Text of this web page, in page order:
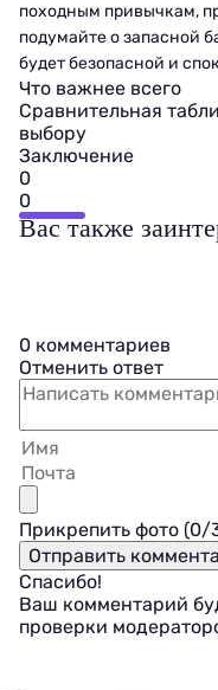
походным привычкам,
подумайте о запасной
будет безопасной и
Что важнее всего
Сравнительная
выбору
Заключение
0
0
Вас также
0 комментариев
Отменить ответ
Прикрепить фото (0/
Спасибо!
Ваш комментарий
проверки